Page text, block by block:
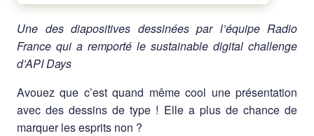
Une des diapositives dessinées par l’équipe Radio
France qui a remporté le sustainable digital challenge
d’API Days
Avouez que c’est quand même cool une présentation
avec des dessins de type ! Elle a plus de chance de
marquer les esprits non ?